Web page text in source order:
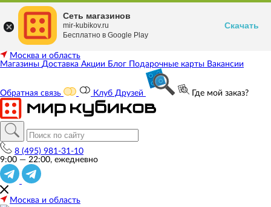
Москва и область
Магазины Доставка Акции Блог Подарочные карты Вакансии
Обратная связь Клуб Друзей Где мой заказ?
8 (495) 981-31-10
9:00 — 22:00, ежедневно
Москва и область
Сеть магазинов
mir-kubikov.ru
Бесплатно в Google Play
Скачать